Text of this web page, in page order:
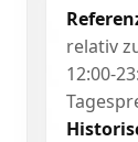
relativ
12:00-